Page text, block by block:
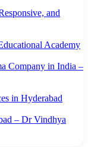
and
Academy
Company in India –
in Hyderabad
– Dr Vindhya